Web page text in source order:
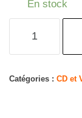
En stock
Catégories : CD et